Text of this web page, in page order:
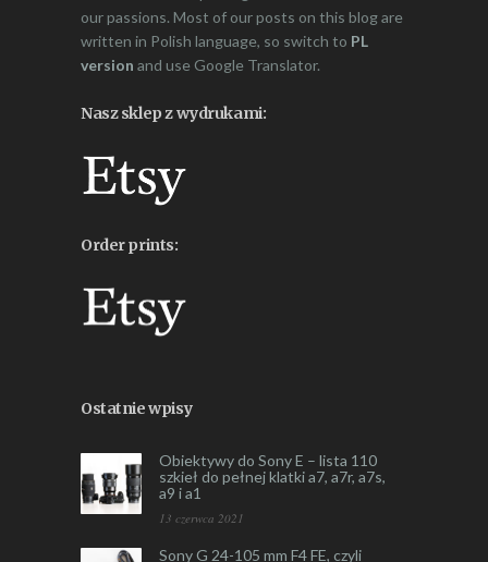
our passions. Most of our posts on this blog are
written in Polish language, so switch to PL
version and use Google Translator.
Nasz sklep z wydrukami:
Order prints:
Ostatnie wpisy
Obiektywy do Sony E – lista 110
szkieł do pełnej klatki a7, a7r, a7s,
a9 i a1
13 czerwca 2021
Sony G 24-105 mm F4 FE, czyli